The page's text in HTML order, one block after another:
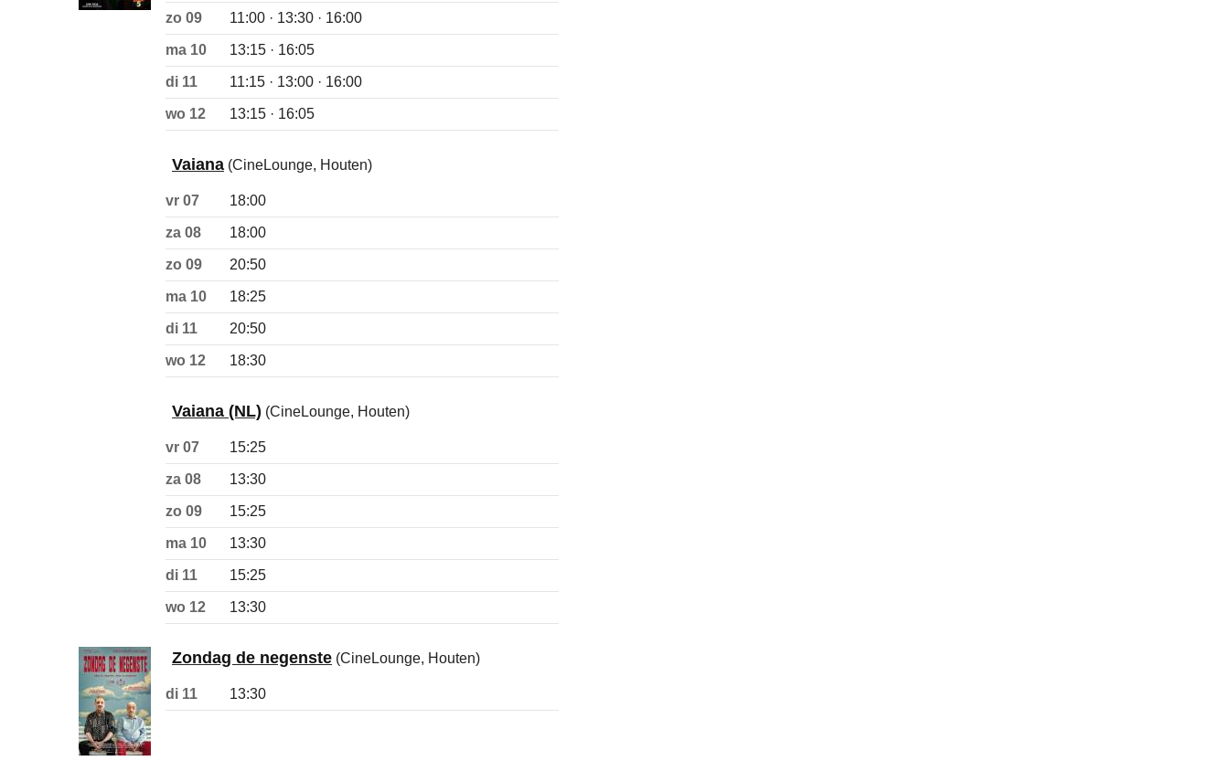
zo 09 11:00 · 13:30 · 16:00
ma 10 13:15 · 16:05
di 11 11:15 · 13:00 · 16:00
wo 12 13:15 · 16:05
Vaiana (CineLounge, Houten)
vr 07 18:00
za 08 18:00
zo 09 20:50
ma 10 18:25
di 11 20:50
wo 12 18:30
Vaiana (NL) (CineLounge, Houten)
vr 07 15:25
za 08 13:30
zo 09 15:25
ma 10 13:30
di 11 15:25
wo 12 13:30
Zondag de negenste (CineLounge, Houten)
di 11 13:30